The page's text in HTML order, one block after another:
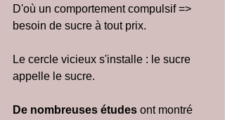
D'où un comportement compulsif =>
besoin de sucre à tout prix.
Le cercle vicieux s'installe : le sucre
appelle le sucre.
De nombreuses études ont montré